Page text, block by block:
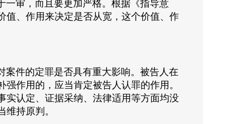
一审，而且要更加严格。根据《指导意
值、作用来决定是否从宽，这个价值、作
件的定罪是否具有重大影响。被告人在
作用的，应当肯定被告人认罪的作用。
实认定、证据采纳、法律适用等方面均没
持原判。